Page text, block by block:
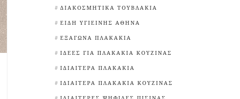
ΔΙΑΚΟΣΜΗΤΙΚΆ ΤΟΥΒΛΆΚΙΑ
ΕΊΔΗ ΥΓΙΕΙΝΉΣ ΑΘΉΝΑ
ΕΞΆΓΩΝΑ ΠΛΑΚΆΚΙΑ
ΙΔΈΕΣ ΓΙΑ ΠΛΑΚΆΚΙΑ ΚΟΥΖΊΝΑΣ
ΙΔΙΑΊΤΕΡΑ ΠΛΑΚΆΚΙΑ
ΙΔΙΑΊΤΕΡΑ ΠΛΑΚΆΚΙΑ ΚΟΥΖΊΝΑΣ